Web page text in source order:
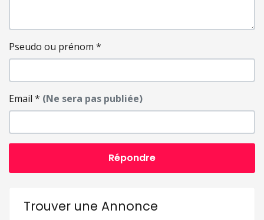
Pseudo ou prénom *
Email * (Ne sera pas publiée)
Répondre
Trouver une Annonce